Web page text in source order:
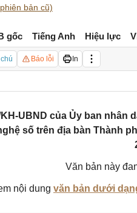
bản cũ)
gốc Tiếng Anh Hiệu lực
Báo lỗi In
UBND của Ủy ban nhân
số trên địa bàn Thành
Văn bản này
nội dung văn bản dưới